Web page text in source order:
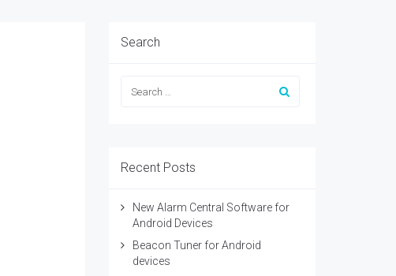
Search
Recent Posts
New Alarm Central Software for
Android Devices
Beacon Tuner for Android
devices